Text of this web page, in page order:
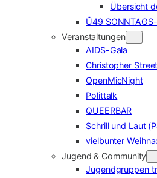
Übersicht
Ü49
Veranstaltungen
AIDS-Gala
Christopher
OpenMicNight
Polittalk
QUEERBAR
Schrill und Laut
vielbunter
Jugend & Community
Jugendgruppen